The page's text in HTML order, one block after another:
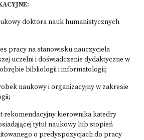
:
doktora nauk humanistycznych
pracy na stanowisku nauczyciela
uczelni i doświadczenie dydaktyczne w
obrębie bibliologii i informatologii;
naukowy i organizacyjny w zakresie
rekomendacyjny kierownika katedry
tytuł naukowy lub stopień
o predyspozycjach do pracy